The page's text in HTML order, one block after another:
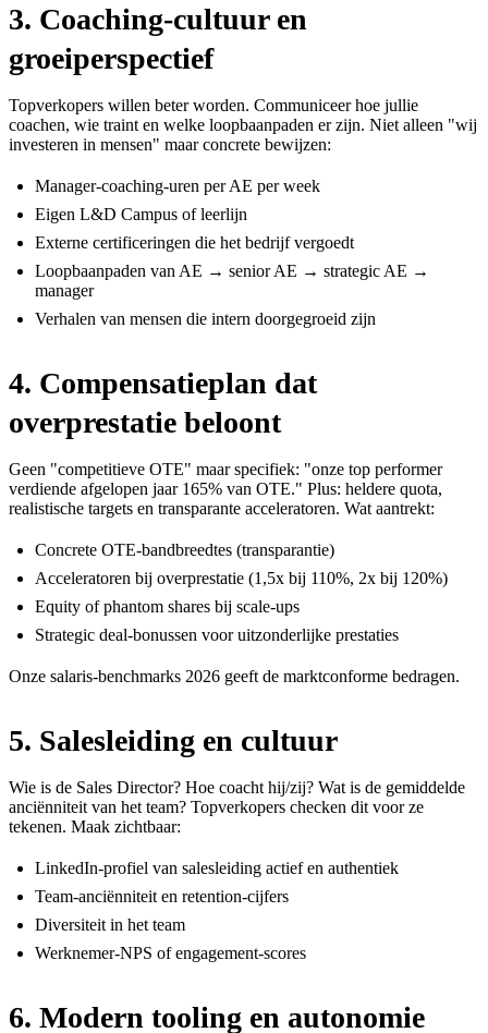
3. Coaching-cultuur en
groeiperspectief
Topverkopers willen beter worden. Communiceer hoe jullie
coachen, wie traint en welke loopbaanpaden er zijn. Niet alleen "wij
investeren in mensen" maar concrete bewijzen:
Manager-coaching-uren per AE per week
Eigen L&D Campus of leerlijn
Externe certificeringen die het bedrijf vergoedt
Loopbaanpaden van AE → senior AE → strategic AE →
manager
Verhalen van mensen die intern doorgegroeid zijn
4. Compensatieplan dat
overprestatie beloont
Geen "competitieve OTE" maar specifiek: "onze top performer
verdiende afgelopen jaar 165% van OTE." Plus: heldere quota,
realistische targets en transparante acceleratoren. Wat aantrekt:
Concrete OTE-bandbreedtes (transparantie)
Acceleratoren bij overprestatie (1,5x bij 110%, 2x bij 120%)
Equity of phantom shares bij scale-ups
Strategic deal-bonussen voor uitzonderlijke prestaties
Onze salaris-benchmarks 2026 geeft de marktconforme bedragen.
5. Salesleiding en cultuur
Wie is de Sales Director? Hoe coacht hij/zij? Wat is de gemiddelde
anciënniteit van het team? Topverkopers checken dit voor ze
tekenen. Maak zichtbaar:
LinkedIn-profiel van salesleiding actief en authentiek
Team-anciënniteit en retention-cijfers
Diversiteit in het team
Werknemer-NPS of engagement-scores
6. Modern tooling en autonomie